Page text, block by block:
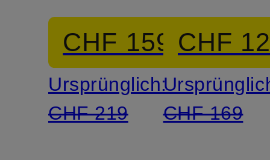
CHF 159
Ursprünglich:
CHF 219
CHF
CHF 169